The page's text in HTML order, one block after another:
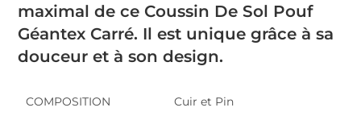
maximal de ce Coussin De Sol Pouf
Géantex Carré. Il est unique grâce à sa
douceur et à son design.
COMPOSITION Cuir et Pin